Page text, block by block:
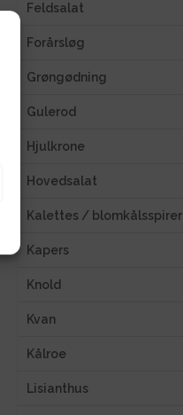
Feldsalat
Forårsløg
Grøngødning
Gulerod
Hjulkrone
Hovedsalat
Kalettes / blomkålsspirer
Kapers
Knold
Kvan
Kålroe
Lisianthus